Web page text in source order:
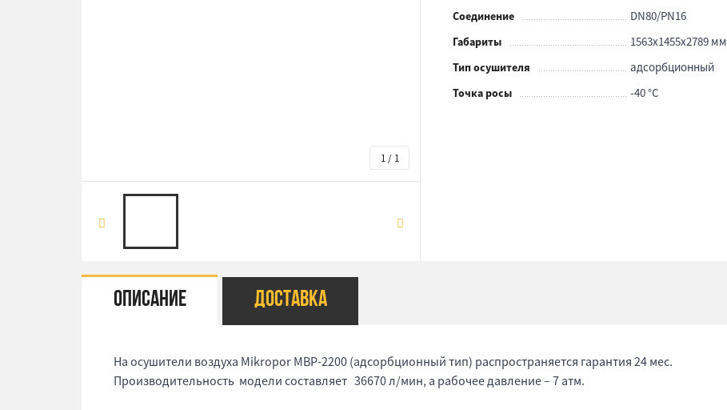
1 / 1
Соединение DN80/PN16
Габариты 1563x1455x2789 мм
Тип осушителя адсорбционный
Точка росы -40 °С
Описание Доставка
На осушители воздуха Mikropor MBP-2200 (адсорбционный тип) распространяется гарантия 24 мес.
Производительность модели составляет 36670 л/мин, а рабочее давление – 7 атм.